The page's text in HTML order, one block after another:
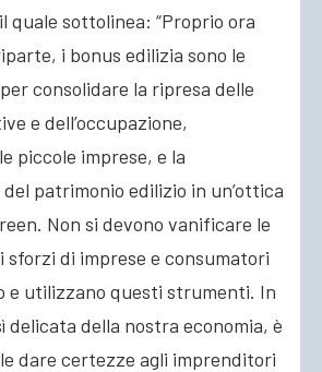
il quale sottolinea: “Proprio ora
i bonus edilizia sono le
consolidare la ripresa delle
e dell’occupazione,
piccole imprese, e la
patrimonio edilizio in un’ottica
Non si devono vanificare le
sforzi di imprese e consumatori
e utilizzano questi strumenti. In
delicata della nostra economia, è
dare certezze agli imprenditori